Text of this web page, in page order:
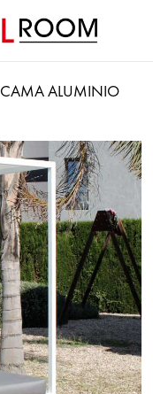
CAMA ALUMINIO